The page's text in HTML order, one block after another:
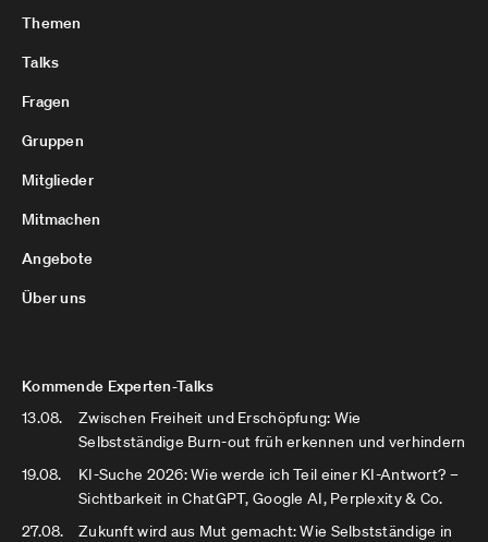
Themen
Talks
Fragen
Gruppen
Mitglieder
Mitmachen
Angebote
Über uns
Kommende Experten-Talks
13.08.
Zwischen Freiheit und Erschöpfung: Wie
Selbstständige Burn-out früh erkennen und verhindern
19.08.
KI-Suche 2026: Wie werde ich Teil einer KI-Antwort? –
Sichtbarkeit in ChatGPT, Google AI, Perplexity & Co.
27.08.
Zukunft wird aus Mut gemacht: Wie Selbstständige in